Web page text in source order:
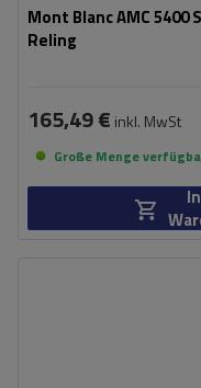
Mont Blanc AMC
Reling
165,49 € inkl. MwSt
Große Menge